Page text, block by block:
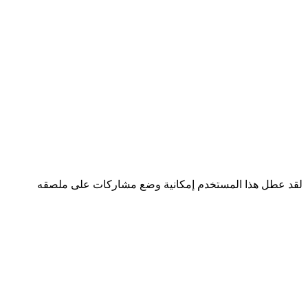
لقد عطل هذا المستخدم إمكانية وضع مشاركات على ملصقه